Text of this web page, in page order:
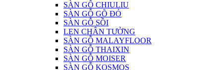
SÀN GỖ CHIULIU
SÀN GỖ GÕ ĐỎ
SÀN GỖ SỒI
LEN CHÂN TƯỜNG
SÀN GỖ MALAYFLOOR
SÀN GỖ THAIXIN
SÀN GỖ MOISER
SÀN GỖ KOSMOS